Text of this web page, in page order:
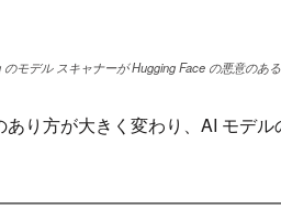
のモデル スキャナーが Hugging Face の悪意のあ
り方が大きく変わり、AI モデ